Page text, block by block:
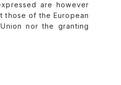
are however
those of the European
nor the granting